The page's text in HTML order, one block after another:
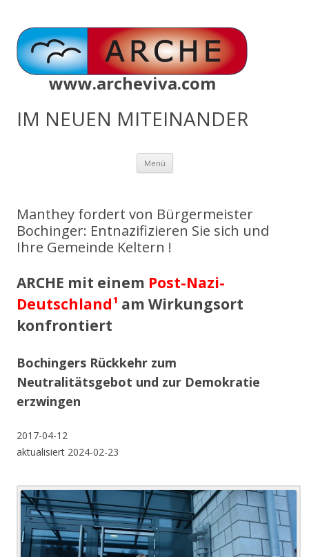
www.archeviva.com
IM NEUEN MITEINANDER
Menü Zum
springen
Manthey fordert von Bürgermeister
Bochinger: Entnazifizieren Sie sich und
Ihre Gemeinde Keltern !
ARCHE mit einem Post-Nazi-
Deutschland¹ am Wirkungsort
konfrontiert
Bochingers Rückkehr zum
Neutralitätsgebot und zur Demokratie
erzwingen
2017-04-12
aktualisiert 2024-02-23